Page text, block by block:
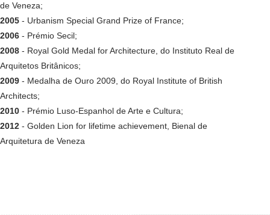
de Veneza;
2005 - Urbanism Special Grand Prize of France;
2006 - Prémio Secil;
2008 - Royal Gold Medal for Architecture, do Instituto Real de
Arquitetos Britânicos;
2009 - Medalha de Ouro 2009, do Royal Institute of British
Architects;
2010 - Prémio Luso-Espanhol de Arte e Cultura;
2012 - Golden Lion for lifetime achievement, Bienal de
Arquitetura de Veneza